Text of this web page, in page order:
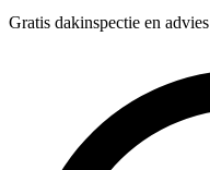
Gratis dakinspectie en advies